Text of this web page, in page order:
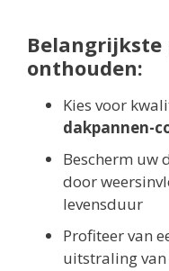
onthouden:
Kies voor
dakpannen-
Bescherm uw
door
levensduur
Profiteer van
uitstraling